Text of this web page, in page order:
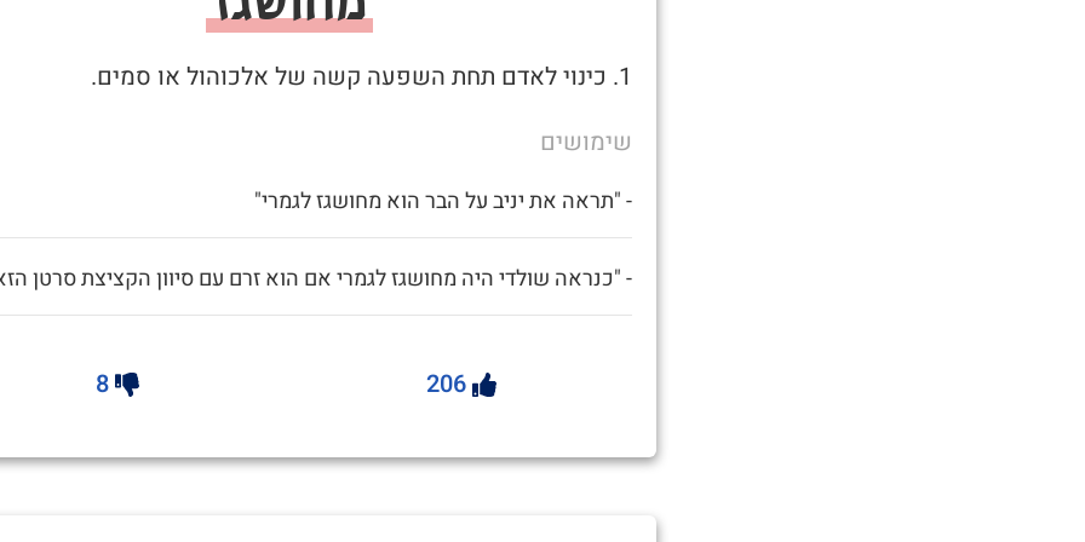
1. כינוי לאדם תחת השפעה קשה של אלכוהול או סמים.
שימושים
- "תראה את יניב על הבר הוא מחושגז לגמרי"
- "כנראה שולדי היה מחושגז לגמרי אם הוא זרם עם סיוון הקציצת סרטן
206
8